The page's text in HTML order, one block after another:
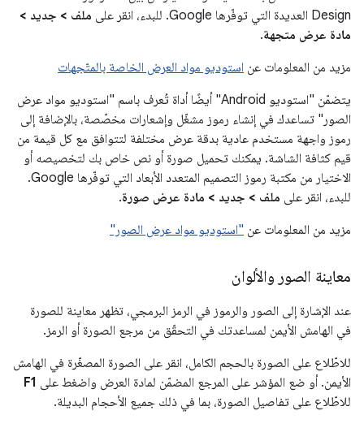
Design العديدة التي توفّرها Google. للبدء، انقر على
ملف > جديد >
مادة عرض متجهة.
مزيد من المعلومات عن استوديو مواد العرض الخاصة بالمتّجهات
يتضمّن "استوديو Android" أيضًا أداة تُعرف باسم "استوديو مواد عرض
الصور" تساعدك في إنشاء رموز مشغّل وإشعارات مخصّصة، بالإضافة إلى
رموز واجهة مستخدم عادية بدقة عرض مختلفة لتتوافق مع كل قيمة من
قيم كثافة الشاشة. يمكنك تحميل صورة أو نص خاص بك لتخصيصه أو
الاختيار من مكتبة رموز التصميم المتعدد الأبعاد التي توفّرها Google.
للبدء، انقر على ملف > جديد > مادة عرض صورة.
مزيد من المعلومات عن "استوديو مواد عرض الصور"
معاينة الصور والألوان
عند الإشارة إلى الصور والرموز في الرمز البرمجي، تظهر معاينة للصورة
في الهامش الأيمن لمساعدتك في التحقّق من مرجع الصورة أو الرمز.
للاطّلاع على الصورة بالحجم الكامل، انقر على الصورة المصغّرة في الهامش
الأيمن. أو ضع المؤشر على المرجع المضمّن لمادة العرض واضغط على F1
للاطّلاع على تفاصيل الصورة، بما في ذلك جميع الأحجام البديلة.